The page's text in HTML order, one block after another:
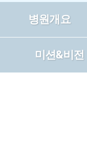
병원개요
미션&비전